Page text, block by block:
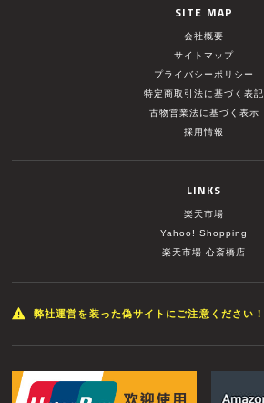
SITE MAP
会社概要
サイトマップ
プライバシーポリシー
特定商取引法に基づく表記
古物営業法に基づく表示
採用情報
LINKS
楽天市場
Yahoo! Shopping
楽天市場 心斎橋店
弊社運営を装った偽サイトにご注意ください！